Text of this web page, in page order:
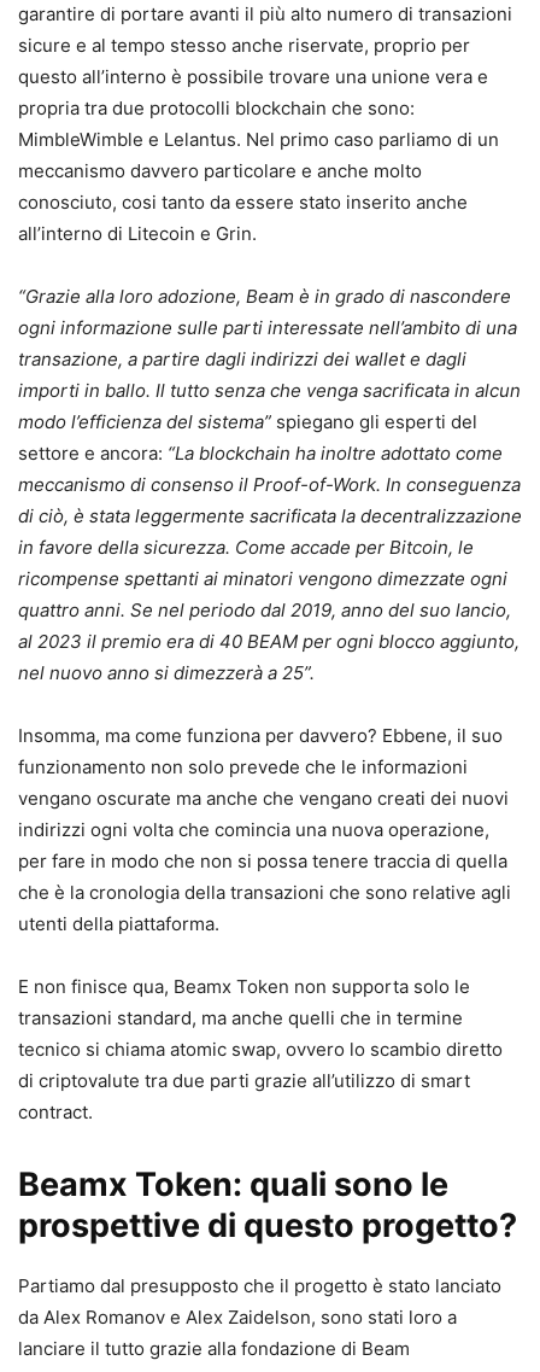
garantire di portare avanti il più alto numero di transazioni
sicure e al tempo stesso anche riservate, proprio per
questo all’interno è possibile trovare una unione vera e
propria tra due protocolli blockchain che sono:
MimbleWimble e Lelantus. Nel primo caso parliamo di un
meccanismo davvero particolare e anche molto
conosciuto, cosi tanto da essere stato inserito anche
all’interno di Litecoin e Grin.
“Grazie alla loro adozione, Beam è in grado di nascondere
ogni informazione sulle parti interessate nell’ambito di una
transazione, a partire dagli indirizzi dei wallet e dagli
importi in ballo. Il tutto senza che venga sacrificata in alcun
modo l’efficienza del sistema” spiegano gli esperti del
settore e ancora: “La blockchain ha inoltre adottato come
meccanismo di consenso il Proof-of-Work. In conseguenza
di ciò, è stata leggermente sacrificata la decentralizzazione
in favore della sicurezza. Come accade per Bitcoin, le
ricompense spettanti ai minatori vengono dimezzate ogni
quattro anni. Se nel periodo dal 2019, anno del suo lancio,
al 2023 il premio era di 40 BEAM per ogni blocco aggiunto,
nel nuovo anno si dimezzerà a 25”.
Insomma, ma come funziona per davvero? Ebbene, il suo
funzionamento non solo prevede che le informazioni
vengano oscurate ma anche che vengano creati dei nuovi
indirizzi ogni volta che comincia una nuova operazione,
per fare in modo che non si possa tenere traccia di quella
che è la cronologia della transazioni che sono relative agli
utenti della piattaforma.
E non finisce qua, Beamx Token non supporta solo le
transazioni standard, ma anche quelli che in termine
tecnico si chiama atomic swap, ovvero lo scambio diretto
di criptovalute tra due parti grazie all’utilizzo di smart
contract.
Beamx Token: quali sono le
prospettive di questo progetto?
Partiamo dal presupposto che il progetto è stato lanciato
da Alex Romanov e Alex Zaidelson, sono stati loro a
lanciare il tutto grazie alla fondazione di Beam